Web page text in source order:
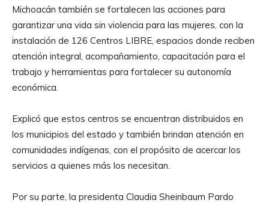
Michoacán también se fortalecen las acciones para
garantizar una vida sin violencia para las mujeres, con la
instalación de 126 Centros LIBRE, espacios donde reciben
atención integral, acompañamiento, capacitación para el
trabajo y herramientas para fortalecer su autonomía
económica.
Explicó que estos centros se encuentran distribuidos en
los municipios del estado y también brindan atención en
comunidades indígenas, con el propósito de acercar los
servicios a quienes más los necesitan.
Por su parte, la presidenta Claudia Sheinbaum Pardo